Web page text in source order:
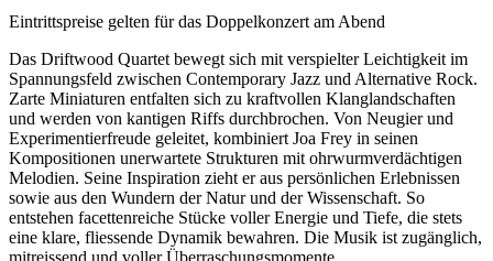
Eintrittspreise gelten für das Doppelkonzert am Abend
Das Driftwood Quartet bewegt sich mit verspielter Leichtigkeit im
Spannungsfeld zwischen Contemporary Jazz und Alternative Rock.
Zarte Miniaturen entfalten sich zu kraftvollen Klanglandschaften
und werden von kantigen Riffs durchbrochen. Von Neugier und
Experimentierfreude geleitet, kombiniert Joa Frey in seinen
Kompositionen unerwartete Strukturen mit ohrwurmverdächtigen
Melodien. Seine Inspiration zieht er aus persönlichen Erlebnissen
sowie aus den Wundern der Natur und der Wissenschaft. So
entstehen facettenreiche Stücke voller Energie und Tiefe, die stets
eine klare, fliessende Dynamik bewahren. Die Musik ist zugänglich,
mitreissend und voller Überraschungsmomente.